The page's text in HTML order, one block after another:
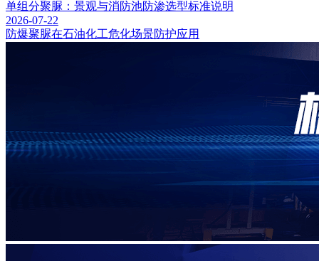
单组分聚脲：景观与消防池防渗选型标准说明
2026-07-22
防爆聚脲在石油化工危化场景防护应用